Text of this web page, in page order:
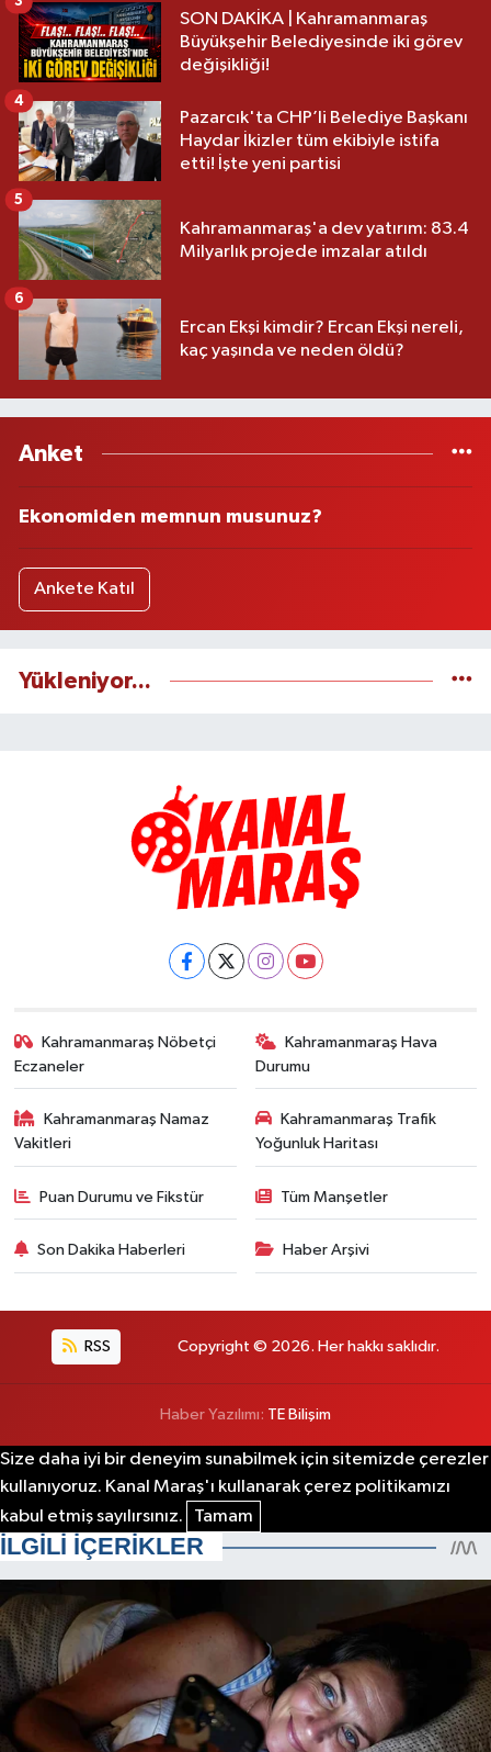
SON DAKİKA | Kahramanmaraş
Büyükşehir Belediyesinde iki görev
değişikliği!
Pazarcık'ta CHP’li Belediye Başkanı
Haydar İkizler tüm ekibiyle istifa
etti! İşte yeni partisi
4
Kahramanmaraş'a dev yatırım: 83.4
Milyarlık projede imzalar atıldı
5
Ercan Ekşi kimdir? Ercan Ekşi nereli,
kaç yaşında ve neden öldü?
6
Anket
Ekonomiden memnun musunuz?
Ankete Katıl
Yükleniyor...
Kahramanmaraş Nöbetçi
Eczaneler
Kahramanmaraş Hava
Durumu
Kahramanmaraş Namaz
Vakitleri
Kahramanmaraş Trafik
Yoğunluk Haritası
Puan Durumu ve Fikstür Tüm Manşetler
Son Dakika Haberleri Haber Arşivi
RSS Copyright © 2026. Her hakkı saklıdır.
Haber Yazılımı: TE Bilişim
Size daha iyi bir deneyim sunabilmek için sitemizde çerezler
kullanıyoruz. Kanal Maraş'ı kullanarak çerez politikamızı
kabul etmiş sayılırsınız.
Tamam